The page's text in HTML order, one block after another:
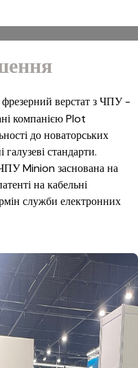
верстат з ЧПУ -
компанією Plot
до новаторських
стандарти.
Minion заснована на
на кабельні
служби електронних